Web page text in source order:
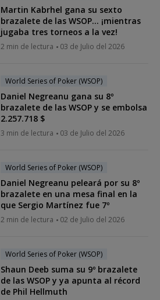
Martin Kabrhel gana su sexto
brazalete de las WSOP... ¡mientras
jugaba tres torneos a la vez!
2 min de lectura 03 de Julio del 2026
World Series of Poker (WSOP)
Daniel Negreanu gana su 8º
brazalete de las WSOP y se embolsa
2.257.718 $
3 min de lectura 03 de Julio del 2026
World Series of Poker (WSOP)
Daniel Negreanu peleará por su 8º
brazalete en una mesa final en la
que Sergio Martínez fue 7º
2 min de lectura 02 de Julio del 2026
World Series of Poker (WSOP)
Shaun Deeb suma su 9º brazalete
de las WSOP y ya apunta al récord
de Phil Hellmuth